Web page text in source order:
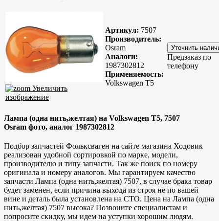
Увеличить
изображение
Артикул: 7507
Производитель:
Osram
Аналоги:
1987302812
Применяемость:
Volkswagen T5
Предзаказ по
телефону
Лампа (одна нить,желтая) на Volkswagen T5, 7507
Osram фото, аналог 1987302812
Подбор запчастей Фольксваген на сайте магазина Ходовик
реализован удобной сортировкой по марке, модели,
производителю и типу запчасти. Так же поиск по номеру
оригинала и номеру аналогов. Мы гарантируем качество
запчасти Лампа (одна нить,желтая) 7507, в случае брака товар
будет заменен, если причина выхода из строя не по вашей
вине и деталь была установлена на СТО. Цена на Лампа (одна
нить,желтая) 7507 высока? Позвоните специалистам и
попросите скидку, мы идем на уступки хорошим людям.